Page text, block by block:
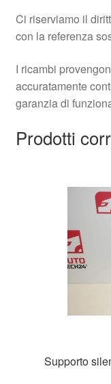
Ci riserviamo il
con la referenza
I ricambi
accuratamente
garanzia di
Prodotti
Supporto